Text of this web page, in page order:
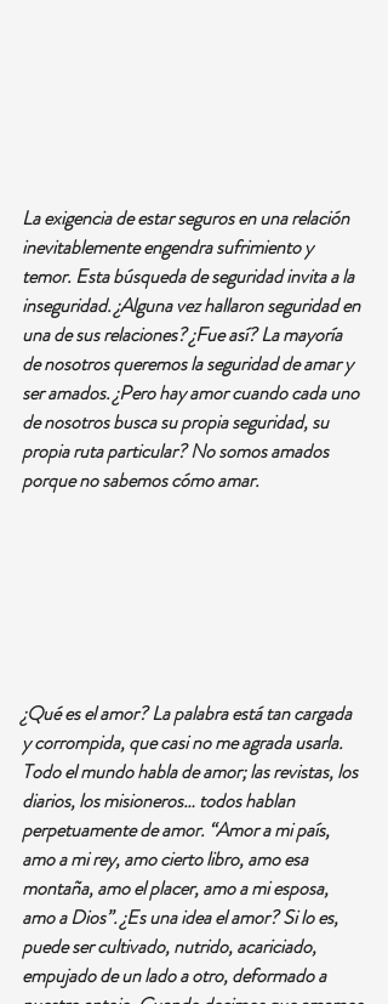
La exigencia de estar seguros en una relación
inevitablemente engendra sufrimiento y
temor. Esta búsqueda de seguridad invita a la
inseguridad. ¿Alguna vez hallaron seguridad en
una de sus relaciones? ¿Fue así? La mayoría
de nosotros queremos la seguridad de amar y
ser amados. ¿Pero hay amor cuando cada uno
de nosotros busca su propia seguridad, su
propia ruta particular? No somos amados
porque no sabemos cómo amar.
¿Qué es el amor? La palabra está tan cargada
y corrompida, que casi no me agrada usarla.
Todo el mundo habla de amor; las revistas, los
diarios, los misioneros… todos hablan
perpetuamente de amor. “Amor a mi país,
amo a mi rey, amo cierto libro, amo esa
montaña, amo el placer, amo a mi esposa,
amo a Dios”. ¿Es una idea el amor? Si lo es,
puede ser cultivado, nutrido, acariciado,
empujado de un lado a otro, deformado a